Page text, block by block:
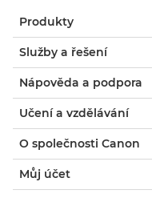
Produkty
Služby a řešení
Nápověda a podpora
Učení a vzdělávání
O společnosti Canon
Můj účet